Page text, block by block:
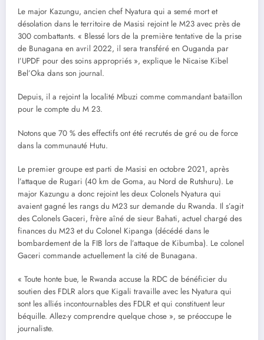
Le major Kazungu, ancien chef Nyatura qui a semé mort et
désolation dans le territoire de Masisi rejoint le M23 avec près de
300 combattants. « Blessé lors de la première tentative de la prise
de Bunagana en avril 2022, il sera transféré en Ouganda par
I’UPDF pour des soins appropriés », explique le Nicaise Kibel
Bel’Oka dans son journal.
Depuis, il a rejoint la localité Mbuzi comme commandant bataillon
pour le compte du M 23.
Notons que 70 % des effectifs ont été recrutés de gré ou de force
dans la communauté Hutu.
Le premier groupe est parti de Masisi en octobre 2021, après
l’attaque de Rugari (40 km de Goma, au Nord de Rutshuru). Le
major Kazungu a donc rejoint les deux Colonels Nyatura qui
avaient gagné les rangs du M23 sur demande du Rwanda. Il s’agit
des Colonels Gaceri, frère aîné de sieur Bahati, actuel chargé des
finances du M23 et du Colonel Kipanga (décédé dans le
bombardement de la FIB lors de l’attaque de Kibumba). Le colonel
Gaceri commande actuellement la cité de Bunagana.
« Toute honte bue, le Rwanda accuse la RDC de bénéficier du
soutien des FDLR alors que Kigali travaille avec les Nyatura qui
sont les alliés incontournables des FDLR et qui constituent leur
béquille. Allez-y comprendre quelque chose », se préoccupe le
journaliste.